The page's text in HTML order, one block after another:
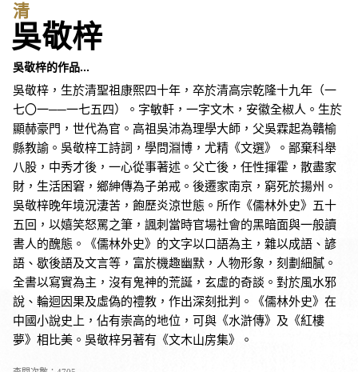
清
吳敬梓
吳敬梓的作品...
吳敬梓，生於清聖祖康熙四十年，卒於清高宗乾隆十九年（一
七〇一──一七五四）。字敏軒，一字文木，安徽全椒人。生於
顯赫豪門，世代為官。高祖吳沛為理學大師，父吳霖起為贛榆
縣教諭。吳敬梓工詩詞，學問淵博，尤精《文選》。鄙棄科舉
八股，中秀才後，一心從事著述。父亡後，任性揮霍，散盡家
財，生活困窘，鄉紳傳為子弟戒。後遷家南京，窮死於揚州。
吳敬梓晚年境況淒苦，飽歷炎涼世態。所作《儒林外史》五十
五回，以嬉笑怒罵之筆，諷刺當時官場社會的黑暗面與一般讀
書人的醜態。《儒林外史》的文字以口語為主，雜以成語、諺
語、歇後語及文言等，富於機趣幽默，人物形象，刻劃細膩。
全書以寫實為主，沒有鬼神的荒誕，玄虛的奇談。對於風水邪
說、輪迴因果及虛偽的禮教，作出深刻批判。《儒林外史》在
中國小說史上，佔有崇高的地位，可與《水滸傳》及《紅樓
夢》相比美。吳敬梓另著有《文木山房集》。